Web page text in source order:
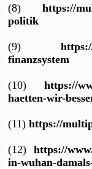
(8) https://
politik
(9)
finanzsystem
(10) https://
haetten-wir-
(11) https://
(12) https://
in-wuhan-